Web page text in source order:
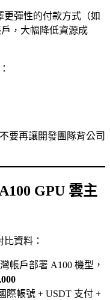
更彈性的付款方式（如
，大幅降低資源成
要再讓開發團隊背公司
GPU 雲主
資料：
帳戶部署 A100 機型，
際帳號 + USDT 支付 +